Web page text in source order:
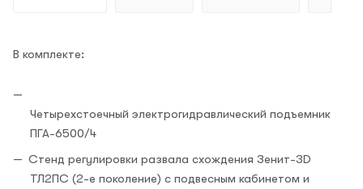
В комплекте:
Четырехстоечный электрогидравлический подъемник
ПГА-6500/4
Стенд регулировки развала схождения Зенит-3D
ТЛ2ПС (2-е поколение) с подвесным кабинетом и